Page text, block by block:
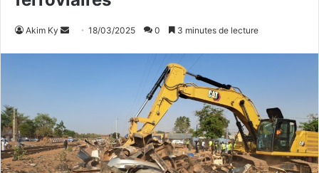
Akim Ky
r
u
n
18/03/2025 0 3 minutes de lecture